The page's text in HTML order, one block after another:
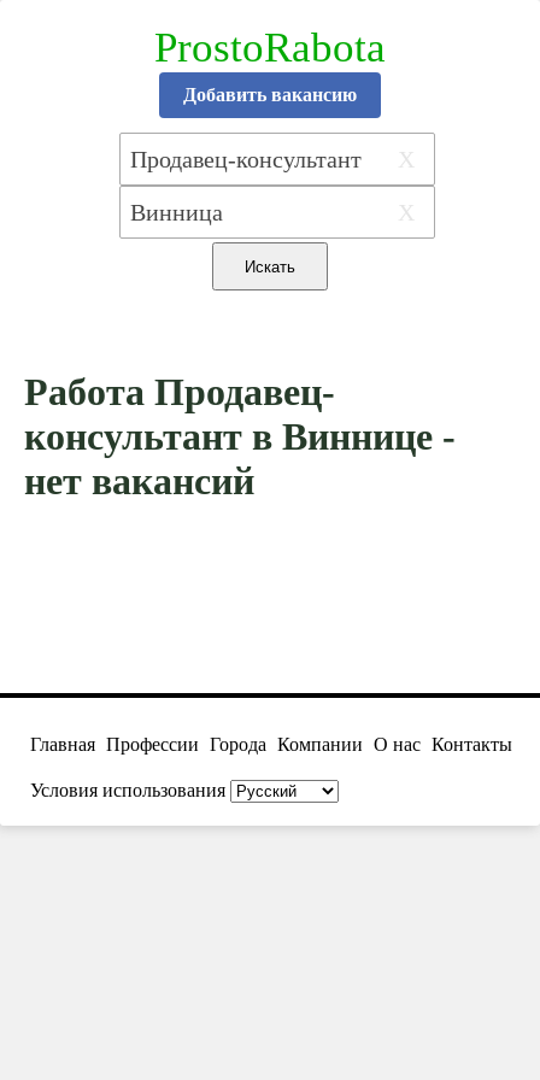
ProstoRabota
Добавить вакансию
X
X
Работа Продавец-
консультант в Виннице -
нет вакансий
Главная Профессии Города Компании О нас Контакты
Условия использования